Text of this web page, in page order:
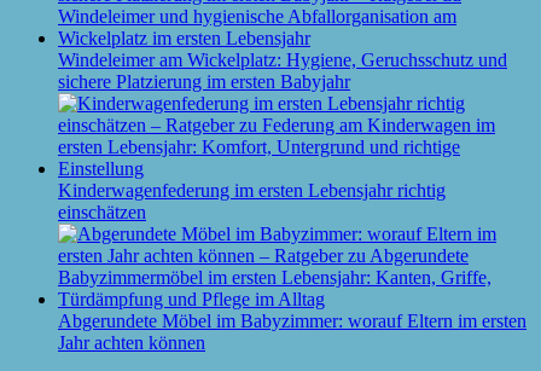
Windeleimer am Wickelplatz: Hygiene, Geruchsschutz und
sichere Platzierung im ersten Babyjahr
Kinderwagenfederung im ersten Lebensjahr richtig
einschätzen
Abgerundete Möbel im Babyzimmer: worauf Eltern im ersten
Jahr achten können